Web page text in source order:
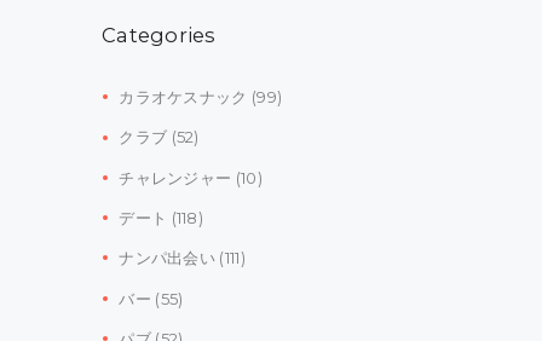
Categories
カラオケスナック (99)
クラブ (52)
チャレンジャー (10)
デート (118)
ナンパ出会い (111)
バー (55)